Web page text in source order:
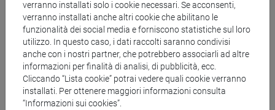
ESERCITAZIONI DI LINGUA
GIAPPONESE 2 MOD. 1E Cognomi C-G
ESERCITAZIONI DI LINGUA
GIAPPONESE 2 MOD. 1E Cognomi H-N
ESERCITAZIONI DI LINGUA
GIAPPONESE 2 MOD. 1E Cognomi O-S
ESERCITAZIONI DI LINGUA
verranno installati solo i cookie necessari. Se acconsenti,
verranno installati anche altri cookie che abilitano le
funzionalità dei social media e forniscono statistiche sul loro
utilizzo. In questo caso, i dati raccolti saranno condivisi
anche con i nostri partner, che potrebbero associarli ad altre
informazioni per finalità di analisi, di pubblicità, ecc.
Cliccando “Lista cookie” potrai vedere quali cookie verranno
installati. Per ottenere maggiori informazioni consulta
“Informazioni sui cookies”.